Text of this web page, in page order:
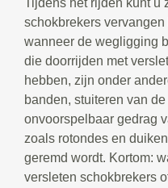
Tijdens het rijden kunt u
schokbrekers
wanneer de wegligging
die doorrijden met
hebben, zijn onder
banden, stuiteren van
onvoorspelbaar gedrag
zoals rotondes en
geremd wordt. Kortom:
versleten schokbrekers